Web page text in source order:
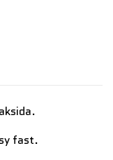
fast.